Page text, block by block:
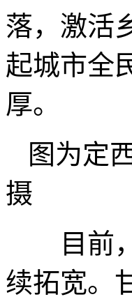
落，激活
起城市全
厚。
图为定
摄
目前，
续拓宽。